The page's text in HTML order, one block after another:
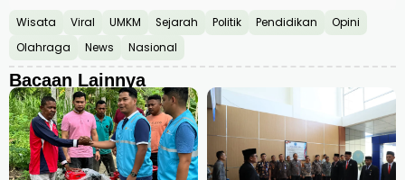
Wisata Viral UMKM Sejarah Politik Pendidikan
Opini
Olahraga
News Nasional
Bacaan Lainnya